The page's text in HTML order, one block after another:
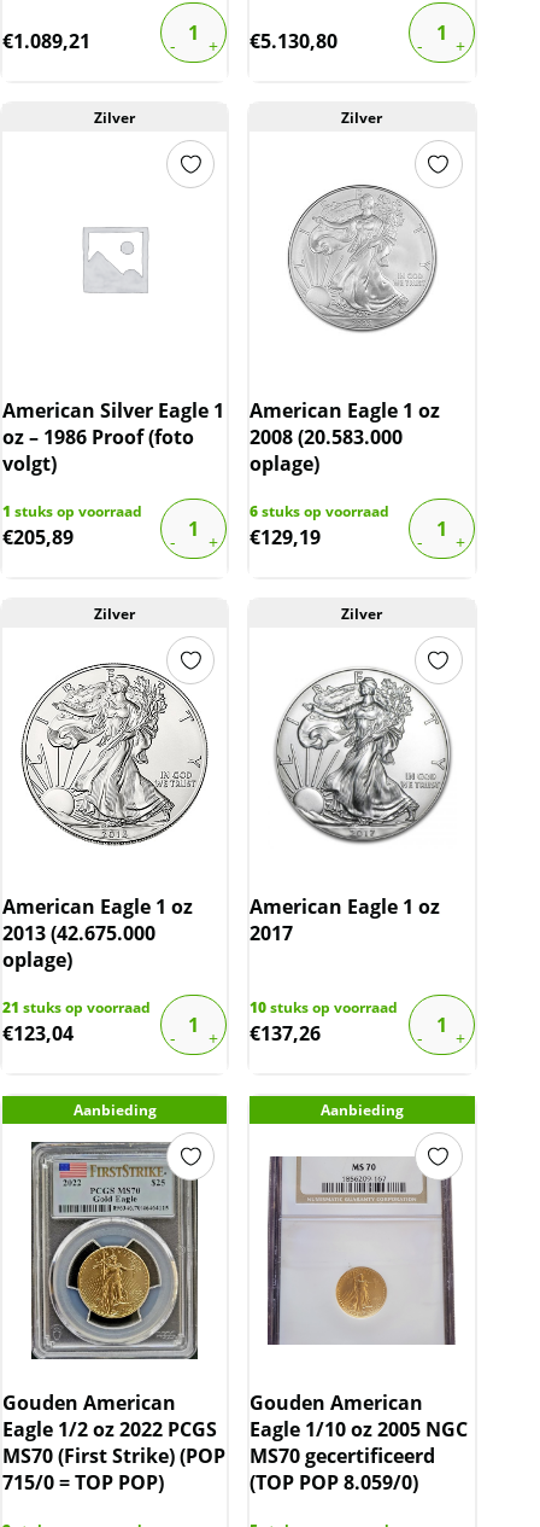
€1.089,21 €5.130,80
Zilver
American Silver Eagle 1
oz – 1986 Proof (foto
volgt)
1 stuks op voorraad
€205,89
Zilver
American Eagle 1 oz
2008 (20.583.000
oplage)
6stuks op voorraad
€129,19
Zilver
American Eagle 1 oz
2013 (42.675.000
oplage)
21 stuks op voorraad
€123,04
Zilver
American Eagle 1 oz
2017
10stuks op voorraad
€137,26
Aanbieding
Gouden American
Eagle 1/2 oz 2022 PCGS
MS70 (First Strike) (POP
715/0 = TOP POP)
Aanbieding
Gouden American
Eagle 1/10 oz 2005 NGC
MS70 gecertificeerd
(TOP POP 8.059/0)